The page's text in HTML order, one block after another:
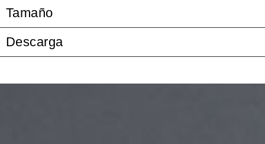
Tamaño
Descarga